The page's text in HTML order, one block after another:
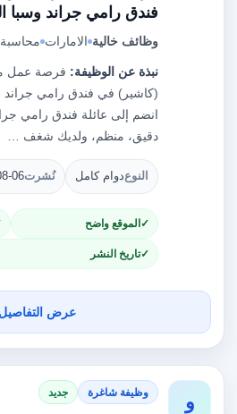
فندق رامي جراند وسبا
وظائف خالية الامارات محاسبة
نبذة عن الوظيفة: فرصة عمل
(كاشير) في فندق رامي جراند
انضم إلى عائلة فندق رامي
دقيق، منظم، ولديك شغف …
النوعدوام كامل نُشرت06
الموقع واضح
تاريخ النشر
عرض التفاصيل
و وظيفة شاغرة جديد